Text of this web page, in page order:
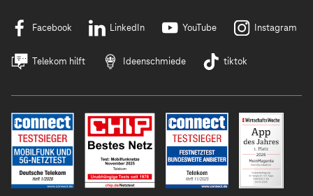
Facebook LinkedIn YouTube Instagram
Telekom hilft Ideenschmiede tiktok